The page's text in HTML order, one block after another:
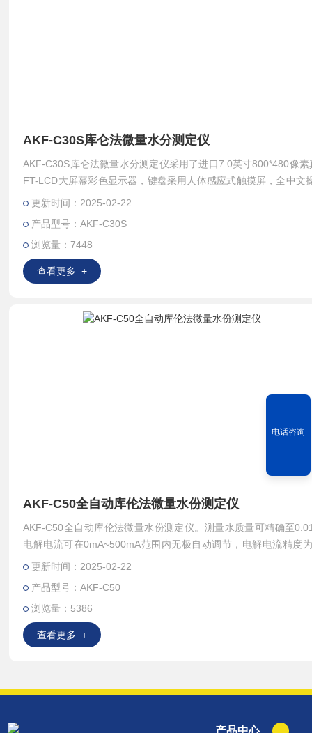
AKF-C30S库仑法微量水分测定仪
AKF-C30S库仑法微量水分测定仪采用了进口7.0英寸800*480像素
FT-LCD大屏幕彩色显示器，键盘采用人体感应式触摸屏，全中文
面，软件界面显示直观大方，内容丰富，操作内容方便自如，汉字
更新时间：2025-02-22
产品型号：AKF-C30S
浏览量：7448
查看更多 +
AKF-C50全自动库伦法微量水份测定仪
AKF-C50全自动库伦法微量水份测定仪。测量水质量可精确至
电解电流可在0mA~500mA范围内无极自动调节，电解电流精度
A；平衡速度快，仪器内置多种电解档位，以兼容多种电解液，并
另外其他附件，可以测溴指数，节省企业采购成本。
更新时间：2025-02-22
产品型号：AKF-C50
浏览量：5386
查看更多 +
产品中心
电话咨询